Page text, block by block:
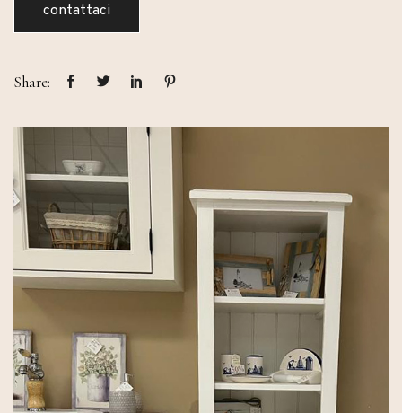
contattaci
Share: